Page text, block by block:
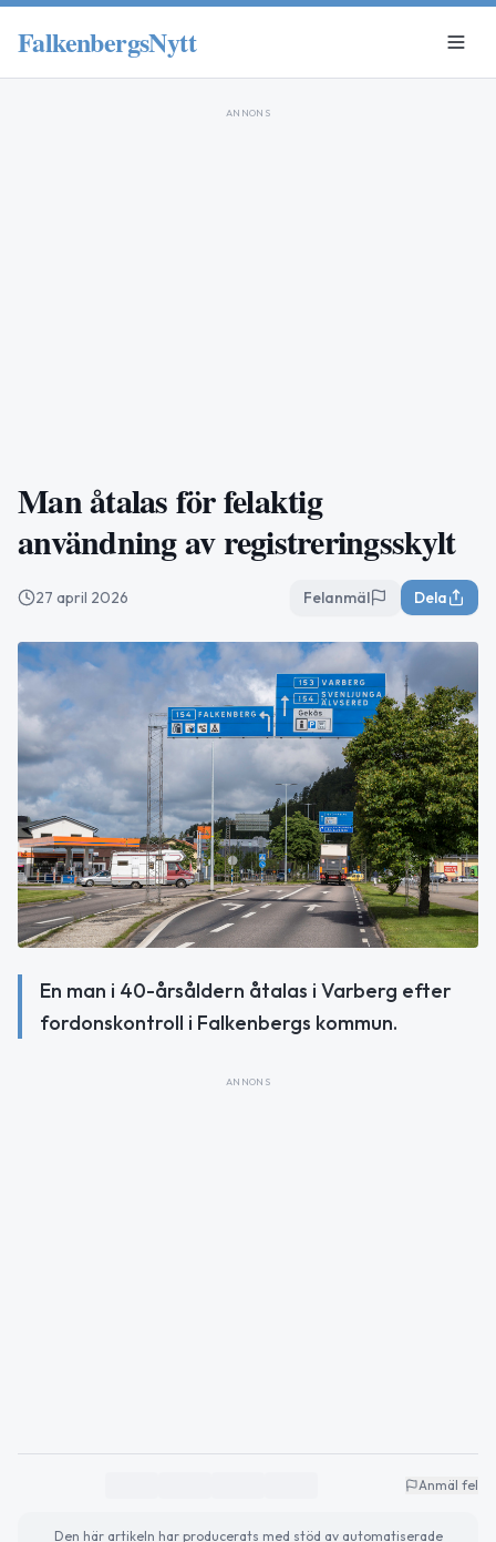
FalkenbergsNytt
ANNONS
Man åtalas för felaktig
användning av registreringsskylt
27 april 2026 Felanmäl Dela
En man i 40-årsåldern åtalas i Varberg efter
fordonskontroll i Falkenbergs kommun.
ANNONS
Anmäl fel
Den här artikeln har producerats med stöd av automatiserade